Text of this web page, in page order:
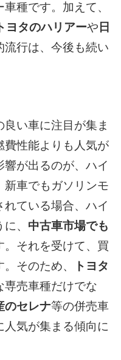
種です。加えて、
トヨタのハリアーや 日
流行は、今後も続い
い車に注目が集ま
費性能よりも人気が
が出るのが、ハイ
新車でもガソリンモ
ている場合、ハイ
、 中古車市場でも
。それを受けて、買
そのため、
トヨタ
専売車種だけでな
のセレナ等の併売車
気が集まる傾向に